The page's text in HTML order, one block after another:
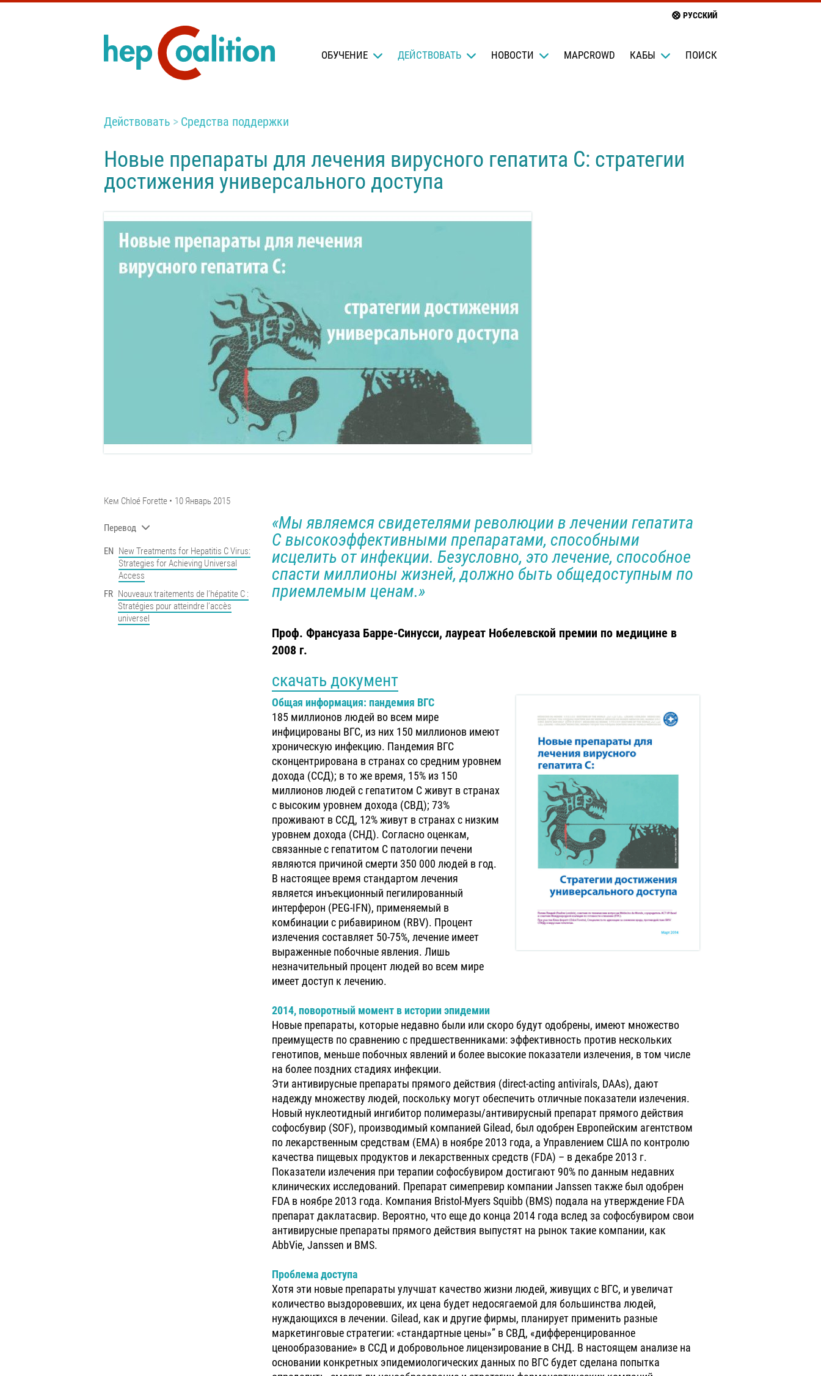
OБУЧЕНИЕ ДЕЙСТВОВАТЬ НОВОСТИ MAPCROWD КАБЫ ПОИСК
РУССКИЙ
Действовать Средства поддержки
Новые препараты для лечения вирусного гепатита С: стратегии
достижения универсального доступа
Кем Chloé Forette 10 Январь 2015
Перевод
EN New Treatments for Hepatitis C Virus:
Strategies for Achieving Universal
Access
FR Nouveaux traitements de l’hépatite C :
Stratégies pour atteindre l’accès
universel
«Мы являемся свидетелями революции в лечении гепатита
С высокоэффективными препаратами, способными
исцелить от инфекции. Безусловно, это лечение, способное
спасти миллионы жизней, должно быть общедоступным по
приемлемым ценам.»
Проф. Франсуаза Барре-Синусси, лауреат Нобелевской премии по медицине в
2008 г.
скачать документ
Общая информация: пандемия ВГС
185 миллионов людей во всем мире
инфицированы ВГС, из них 150 миллионов имеют
хроническую инфекцию. Пандемия ВГС
сконцентрирована в странах со средним уровнем
дохода (ССД); в то же время, 15% из 150
миллионов людей с гепатитом С живут в странах
с высоким уровнем дохода (СВД); 73%
проживают в ССД, 12% живут в странах с низким
уровнем дохода (СНД). Согласно оценкам,
связанные с гепатитом С патологии печени
являются причиной смерти 350 000 людей в год.
В настоящее время стандартом лечения
является инъекционный пегилированный
интерферон (PEG-IFN), применяемый в
комбинации с рибавирином (RBV). Процент
излечения составляет 50-75%, лечение имеет
выраженные побочные явления. Лишь
незначительный процент людей во всем мире
имеет доступ к лечению.
2014, поворотный момент в истории эпидемии
Новые препараты, которые недавно были или скоро будут одобрены, имеют множество
преимуществ по сравнению с предшественниками: эффективность против нескольких
генотипов, меньше побочных явлений и более высокие показатели излечения, в том числе
на более поздних стадиях инфекции.
Эти антивирусные препараты прямого действия (direct-acting antivirals, DAAs), дают
надежду множеству людей, поскольку могут обеспечить отличные показатели излечения.
Новый нуклеотидный ингибитор полимеразы/антивирусный препарат прямого действия
софосбувир (SOF), производимый компанией Gilead, был одобрен Европейским агентством
по лекарственным средствам (EMA) в ноябре 2013 года, а Управлением США по контролю
качества пищевых продуктов и лекарственных средств (FDA) – в декабре 2013 г.
Показатели излечения при терапии софосбувиром достигают 90% по данным недавних
клинических исследований. Препарат симепревир компании Janssen также был одобрен
FDA в ноябре 2013 года. Компания Bristol-Myers Squibb (BMS) подала на утверждение FDA
препарат даклатасвир. Вероятно, что еще до конца 2014 года вслед за софосбувиром свои
антивирусные препараты прямого действия выпустят на рынок такие компании, как
АbbVie, Janssen и BMS.
Проблема доступа
Хотя эти новые препараты улучшат качество жизни людей, живущих с ВГС, и увеличат
количество выздоровевших, их цена будет недосягаемой для большинства людей,
нуждающихся в лечении. Gilead, как и другие фирмы, планирует применить разные
маркетинговые стратегии: «стандартные цены»” в СВД, «дифференцированное
ценообразование» в ССД и добровольное лицензирование в СНД. В настоящем анализе на
основании конкретных эпидемиологических данных по ВГС будет сделана попытка